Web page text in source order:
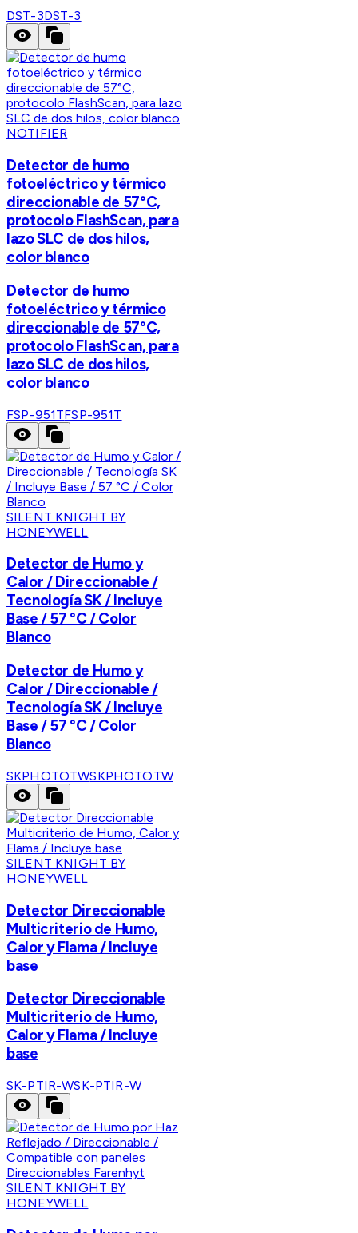
DST-3DST-3
NOTIFIER
Detector de humo
fotoeléctrico y térmico
direccionable de 57°C,
protocolo FlashScan, para
lazo SLC de dos hilos,
color blanco
Detector de humo
fotoeléctrico y térmico
direccionable de 57°C,
protocolo FlashScan, para
lazo SLC de dos hilos,
color blanco
FSP-951TFSP-951T
SILENT KNIGHT BY
HONEYWELL
Detector de Humo y
Calor / Direccionable /
Tecnología SK / Incluye
Base / 57 °C / Color
Blanco
Detector de Humo y
Calor / Direccionable /
Tecnología SK / Incluye
Base / 57 °C / Color
Blanco
SKPHOTOTWSKPHOTOTW
SILENT KNIGHT BY
HONEYWELL
Detector Direccionable
Multicriterio de Humo,
Calor y Flama / Incluye
base
Detector Direccionable
Multicriterio de Humo,
Calor y Flama / Incluye
base
SK-PTIR-WSK-PTIR-W
SILENT KNIGHT BY
HONEYWELL